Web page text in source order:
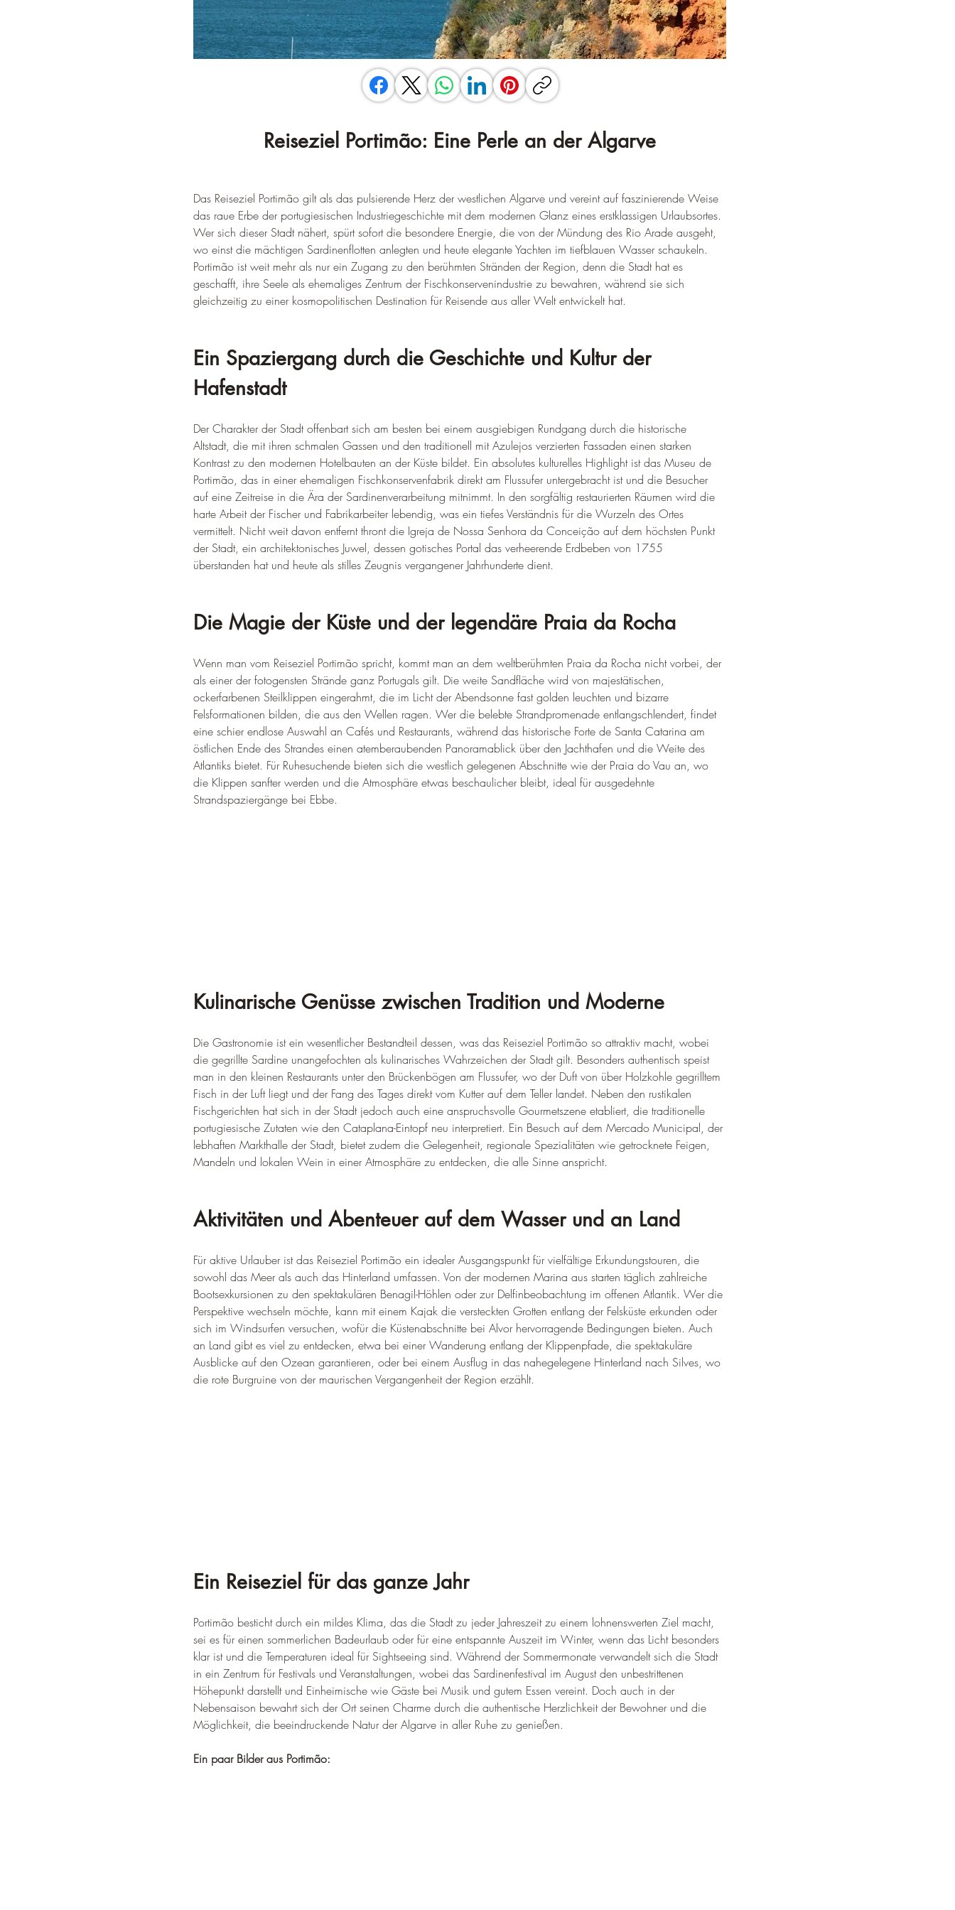
–¡
Reiseziel Portimão: Eine Perle an der Algarve
Das Reiseziel Portimão gilt als das pulsierende Herz der westlichen Algarve und vereint auf faszinierende Weise
das raue Erbe der portugiesischen Industriegeschichte mit dem modernen Glanz eines erstklassigen Urlaubsortes.
Wer sich dieser Stadt nähert, spürt sofort die besondere Energie, die von der Mündung des Rio Arade ausgeht,
wo einst die mächtigen Sardinenflotten anlegten und heute elegante Yachten im tiefblauen Wasser schaukeln.
Portimão ist weit mehr als nur ein Zugang zu den berühmten Stränden der Region, denn die Stadt hat es
geschafft, ihre Seele als ehemaliges Zentrum der Fischkonservenindustrie zu bewahren, während sie sich
gleichzeitig zu einer kosmopolitischen Destination für Reisende aus aller Welt entwickelt hat.
Ein Spaziergang durch die Geschichte und Kultur der
Hafenstadt
Der Charakter der Stadt offenbart sich am besten bei einem ausgiebigen Rundgang durch die historische
Altstadt, die mit ihren schmalen Gassen und den traditionell mit Azulejos verzierten Fassaden einen starken
Kontrast zu den modernen Hotelbauten an der Küste bildet. Ein absolutes kulturelles Highlight ist das Museu de
Portimão, das in einer ehemaligen Fischkonservenfabrik direkt am Flussufer untergebracht ist und die Besucher
auf eine Zeitreise in die Ära der Sardinenverarbeitung mitnimmt. In den sorgfältig restaurierten Räumen wird die
harte Arbeit der Fischer und Fabrikarbeiter lebendig, was ein tiefes Verständnis für die Wurzeln des Ortes
vermittelt. Nicht weit davon entfernt thront die Igreja de Nossa Senhora da Conceição auf dem höchsten Punkt
der Stadt, ein architektonisches Juwel, dessen gotisches Portal das verheerende Erdbeben von 1755
überstanden hat und heute als stilles Zeugnis vergangener Jahrhunderte dient.
Die Magie der Küste und der legendäre Praia da Rocha
Wenn man vom Reiseziel Portimão spricht, kommt man an dem weltberühmten Praia da Rocha nicht vorbei, der
als einer der fotogensten Strände ganz Portugals gilt. Die weite Sandfläche wird von majestätischen,
ockerfarbenen Steilklippen eingerahmt, die im Licht der Abendsonne fast golden leuchten und bizarre
Felsformationen bilden, die aus den Wellen ragen. Wer die belebte Strandpromenade entlangschlendert, findet
eine schier endlose Auswahl an Cafés und Restaurants, während das historische Forte de Santa Catarina am
östlichen Ende des Strandes einen atemberaubenden Panoramablick über den Jachthafen und die Weite des
Atlantiks bietet. Für Ruhesuchende bieten sich die westlich gelegenen Abschnitte wie der Praia do Vau an, wo
die Klippen sanfter werden und die Atmosphäre etwas beschaulicher bleibt, ideal für ausgedehnte
Strandspaziergänge bei Ebbe.
Kulinarische Genüsse zwischen Tradition und Moderne
Die Gastronomie ist ein wesentlicher Bestandteil dessen, was das Reiseziel Portimão so attraktiv macht, wobei
die gegrillte Sardine unangefochten als kulinarisches Wahrzeichen der Stadt gilt. Besonders authentisch speist
man in den kleinen Restaurants unter den Brückenbögen am Flussufer, wo der Duft von über Holzkohle gegrilltem
Fisch in der Luft liegt und der Fang des Tages direkt vom Kutter auf dem Teller landet. Neben den rustikalen
Fischgerichten hat sich in der Stadt jedoch auch eine anspruchsvolle Gourmetszene etabliert, die traditionelle
portugiesische Zutaten wie den Cataplana-Eintopf neu interpretiert. Ein Besuch auf dem Mercado Municipal, der
lebhaften Markthalle der Stadt, bietet zudem die Gelegenheit, regionale Spezialitäten wie getrocknete Feigen,
Mandeln und lokalen Wein in einer Atmosphäre zu entdecken, die alle Sinne anspricht.
Aktivitäten und Abenteuer auf dem Wasser und an Land
Für aktive Urlauber ist das Reiseziel Portimão ein idealer Ausgangspunkt für vielfältige Erkundungstouren, die
sowohl das Meer als auch das Hinterland umfassen. Von der modernen Marina aus starten täglich zahlreiche
Bootsexkursionen zu den spektakulären Benagil-Höhlen oder zur Delfinbeobachtung im offenen Atlantik. Wer die
Perspektive wechseln möchte, kann mit einem Kajak die versteckten Grotten entlang der Felsküste erkunden oder
sich im Windsurfen versuchen, wofür die Küstenabschnitte bei Alvor hervorragende Bedingungen bieten. Auch
an Land gibt es viel zu entdecken, etwa bei einer Wanderung entlang der Klippenpfade, die spektakuläre
Ausblicke auf den Ozean garantieren, oder bei einem Ausflug in das nahegelegene Hinterland nach Silves, wo
die rote Burgruine von der maurischen Vergangenheit der Region erzählt.
Ein Reiseziel für das ganze Jahr
Portimão besticht durch ein mildes Klima, das die Stadt zu jeder Jahreszeit zu einem lohnenswerten Ziel macht,
sei es für einen sommerlichen Badeurlaub oder für eine entspannte Auszeit im Winter, wenn das Licht besonders
klar ist und die Temperaturen ideal für Sightseeing sind. Während der Sommermonate verwandelt sich die Stadt
in ein Zentrum für Festivals und Veranstaltungen, wobei das Sardinenfestival im August den unbestrittenen
Höhepunkt darstellt und Einheimische wie Gäste bei Musik und gutem Essen vereint. Doch auch in der
Nebensaison bewahrt sich der Ort seinen Charme durch die authentische Herzlichkeit der Bewohner und die
Möglichkeit, die beeindruckende Natur der Algarve in aller Ruhe zu genießen.
Ein paar Bilder aus Portimão: